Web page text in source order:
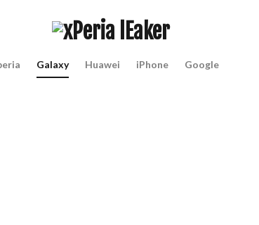
Galaxy Huawei iPhone Google